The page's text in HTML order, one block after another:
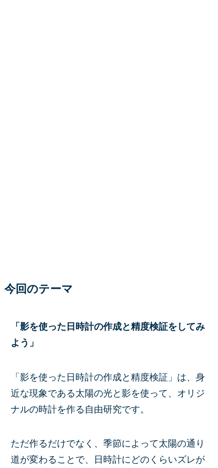
今回のテーマ
「影を使った日時計の作成と精度検証をしてみ
よう」
「影を使った日時計の作成と精度検証」は、身
近な現象である太陽の光と影を使って、オリジ
ナルの時計を作る自由研究です。
ただ作るだけでなく、季節によって太陽の通り
道が変わることで、日時計にどのくらいズレが